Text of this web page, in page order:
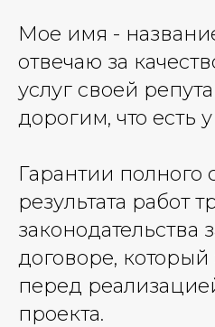
Мое имя -
отвечаю за
услуг своей
дорогим, что есть
Гарантии полного
результата работ
законодательства
договоре, который
перед
проекта.